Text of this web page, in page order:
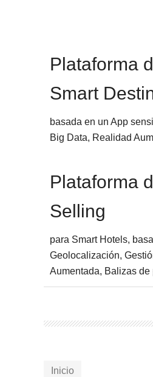
Plataforma
Smart
basada en un App
Big Data, Realidad
Plataforma
Selling
para Smart Hotels,
Geolocalización,
Aumentada, Balizas
Inicio